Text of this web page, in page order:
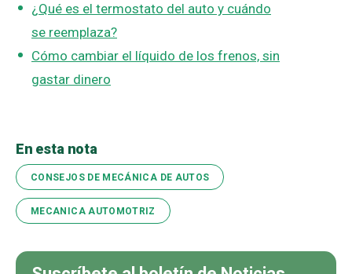
¿Qué es el termostato del auto y cuándo
se reemplaza?
Cómo cambiar el líquido de los frenos, sin
gastar dinero
En esta nota
CONSEJOS DE MECÁNICA DE AUTOS
MECANICA AUTOMOTRIZ